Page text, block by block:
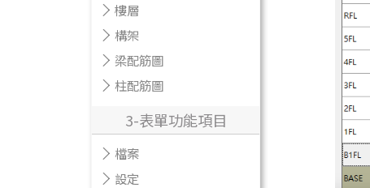
樓層
構架
梁配筋圖
柱配筋圖
3-表單功能項目
檔案
設定